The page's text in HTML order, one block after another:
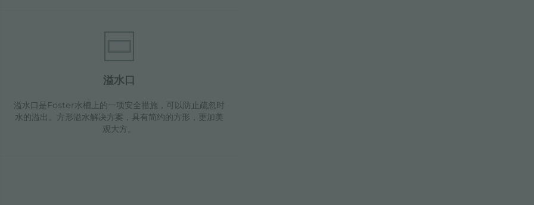
溢水口
溢水口是Foster水槽上的一项安全措施，可以防止疏忽时
水的溢出。方形溢水解决方案，具有简约的方形，更加美
观大方。